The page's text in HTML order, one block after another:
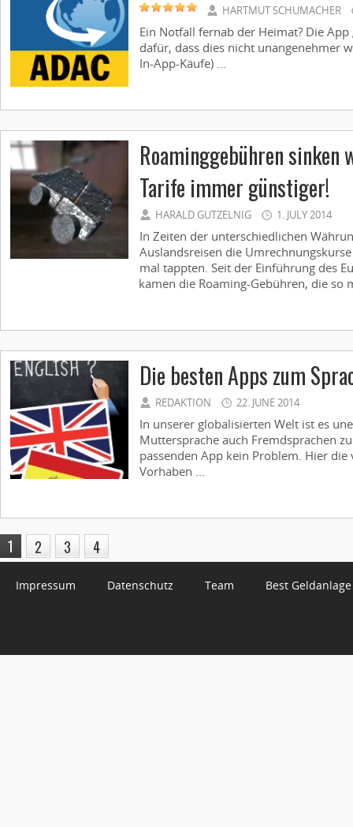
HARTMUT SCHUMACHER
Ein Notfall fernab der Heimat? Die App
dafür, dass dies nicht unangenehmer
In-App-Käufe) ...
Roaminggebühren sinken
Tarife immer günstiger!
HARALD GUTZELNIG 1. JULY 2014
In Zeiten der unterschiedlichen
Auslandsreisen die
mal tappten. Seit der Einführung des
kamen die Roaming-Gebühren, die so
Die besten Apps zum
REDAKTION 22. JUNE 2014
In unserer globalisierten Welt ist es
Muttersprache auch Fremdsprachen
passenden App kein Problem. Hier
Vorhaben ...
1 2 3 4
Impressum Datenschutz Team Best Geldanlage